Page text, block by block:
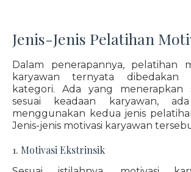
Jenis-Jenis Pelatihan
Dalam penerapannya, pelatihan
karyawan ternyata dibedakan
kategori. Ada yang menerapkan
sesuai keadaan karyawan,
menggunakan kedua jenis
Jenis-jenis motivasi karyawan
1. Motivasi Ekstrinsik